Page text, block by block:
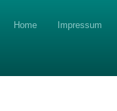
Home Impressum